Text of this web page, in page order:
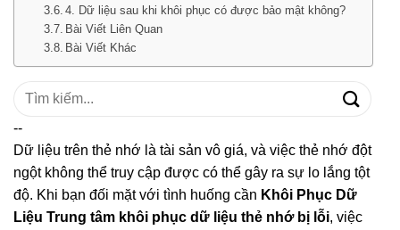
4. Dữ liệu sau khi khôi phục có được bảo mật không?
Bài Viết Liên Quan
Bài Viết Khác
Tìm
--
Dữ liệu trên thẻ nhớ là tài sản vô giá, và việc thẻ nhớ đột
ngột không thể truy cập được có thể gây ra sự lo lắng tột
độ. Khi bạn đối mặt với tình huống cần Khôi Phục Dữ
Liệu Trung tâm khôi phục dữ liệu thẻ nhớ bị lỗi, việc